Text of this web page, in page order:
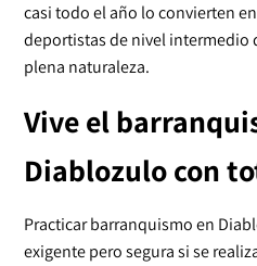
casi todo el año lo convierten
deportistas de nivel intermedio
plena naturaleza.
Vive el
Diablozulo con
Practicar barranquismo en
exigente pero segura si se